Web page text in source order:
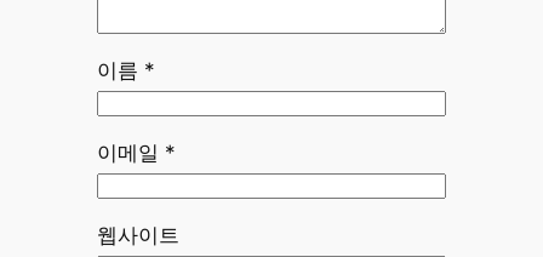
이름 *
이메일 *
웹사이트